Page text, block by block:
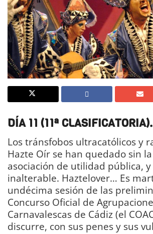
DÍA 11 (11ª CLASIFICATORIA).
Los tránsfobos ultracatólicos y
Hazte Oír se han quedado sin
asociación de utilidad pública, y
inalterable. Haztelover… Es
undécima sesión de las
Concurso Oficial de
Carnavalescas de Cádiz (el
discurre, con sus penes y sus